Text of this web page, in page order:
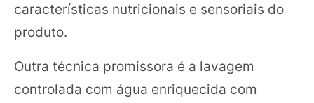
características nutricionais e sensoriais do
produto.
Outra técnica promissora é a lavagem
controlada com água enriquecida com